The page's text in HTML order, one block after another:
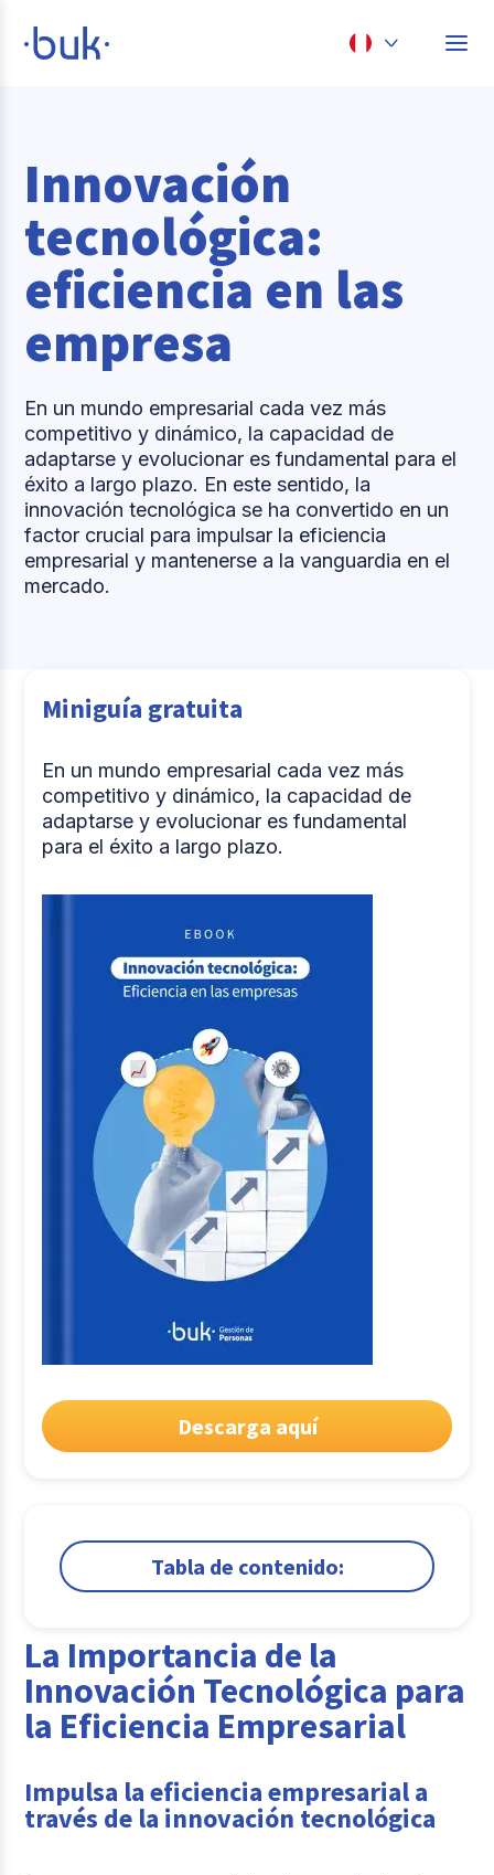
Perú
México
Brasil
Innovación
tecnológica:
eficiencia en las
empresa
En un mundo empresarial cada vez más
competitivo y dinámico, la capacidad de
adaptarse y evolucionar es fundamental para el
éxito a largo plazo. En este sentido, la
innovación tecnológica se ha convertido en un
factor crucial para impulsar la eficiencia
empresarial y mantenerse a la vanguardia en el
mercado.
Miniguía gratuita
En un mundo empresarial cada vez más
competitivo y dinámico, la capacidad de
adaptarse y evolucionar es fundamental
para el éxito a largo plazo.
Descarga aquí
Tabla de contenido:
2.La Importancia de la Transformación
Digital para las Empresas Peruanas
3.Eficiencia Empresarial: Clave para el Éxito en el
Comparte
La Importancia de la
Innovación Tecnológica para
la Eficiencia Empresarial
Impulsa la eficiencia empresarial a
través de la innovación tecnológica